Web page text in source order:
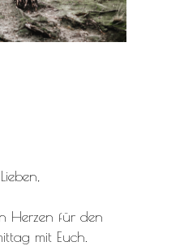
Herzen für den
mit Euch.